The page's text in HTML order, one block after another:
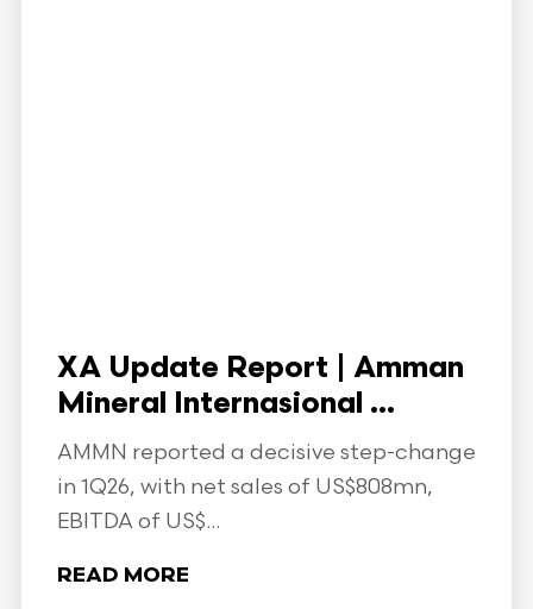
XA Update Report | Amman
Mineral Internasional ...
AMMN reported a decisive step-change
in 1Q26, with net sales of US$808mn,
EBITDA of US$...
READ MORE